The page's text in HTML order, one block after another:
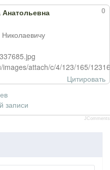
0
attach/c/4/123/165/
Цитировать
записи
JComments